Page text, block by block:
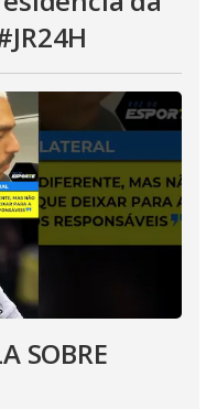
SOBRE